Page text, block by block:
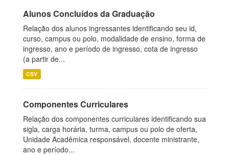
Alunos Concluídos da Graduação
Relação dos alunos ingressantes identificando seu id,
curso, campus ou polo, modalidade de ensino, forma de
ingresso, ano e período de ingresso, cota de ingresso
(a partir de...
CSV
Componentes Curriculares
Relação dos componentes curriculares identificando sua
sigla, carga horária, turma, campus ou polo de oferta,
Unidade Acadêmica responsável, docente ministrante,
ano e período...